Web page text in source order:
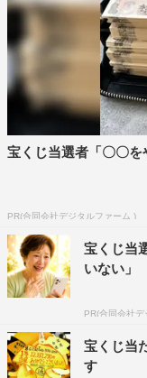
ャラクターも登場
ストーリーが明か
人公の秘密に迫っ
Blu-rayには、本編
ルサウンドトラッ
された劇場版の音楽
る作曲家・高梨康治
「劇場版フェアリー
11月17日（金）発売
価格：6,800円（税
形態：Blu-ray Disc
宝くじ当選者「〇〇を
PR(合同会社デジタルファーム )
宝くじ当
いない」
PR(合同会社
宝くじ当
す